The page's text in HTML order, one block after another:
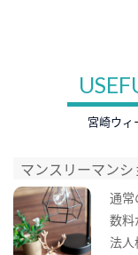
宮崎ウィ
マンスリーマンシ
通常
数料
法人